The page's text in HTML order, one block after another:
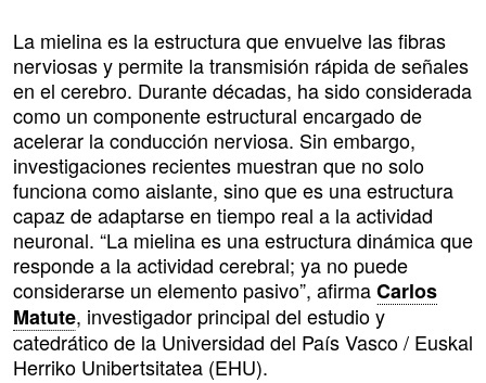
La mielina es la estructura que envuelve las fibras
nerviosas y permite la transmisión rápida de señales
en el cerebro. Durante décadas, ha sido considerada
como un componente estructural encargado de
acelerar la conducción nerviosa. Sin embargo,
investigaciones recientes muestran que no solo
funciona como aislante, sino que es una estructura
capaz de adaptarse en tiempo real a la actividad
neuronal. “La mielina es una estructura dinámica que
responde a la actividad cerebral; ya no puede
considerarse un elemento pasivo”, afirmaCarlos
Matute, investigador principal del estudio y
catedrático de la Universidad del País Vasco / Euskal
Herriko Unibertsitatea (EHU).